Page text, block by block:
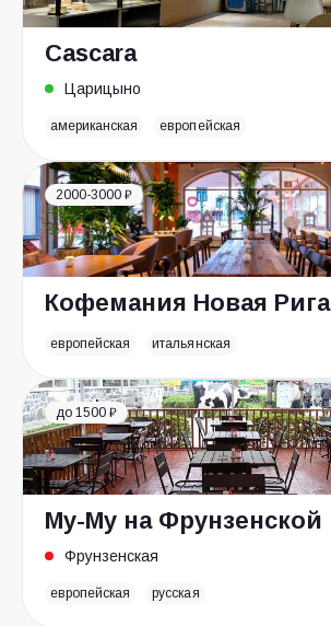
Cascara
Царицыно
американская европейская
2000-3000 ₽
Кофемания Новая Рига
европейская итальянская
до 1500 ₽
Му-Му на Фрунзенской
Фрунзенская
европейская русская